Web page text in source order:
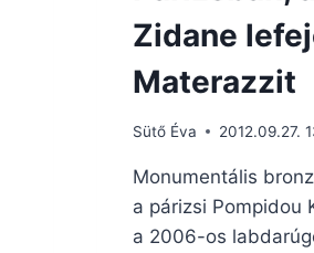
Zidane
Materazzit
Sütő Éva 2012.09.27.
Monumentális
a párizsi Pompidou
a 2006-os